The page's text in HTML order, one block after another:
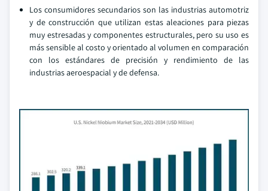
Los consumidores secundarios son las industrias automotriz
y de construcción que utilizan estas aleaciones para piezas
muy estresadas y componentes estructurales, pero su uso es
más sensible al costo y orientado al volumen en comparación
con los estándares de precisión y rendimiento de las
industrias aeroespacial y de defensa.